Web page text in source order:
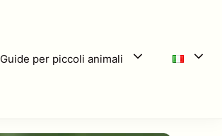
Guide per piccoli animali